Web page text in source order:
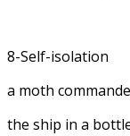
8-Self-isolation
a moth
the ship in a